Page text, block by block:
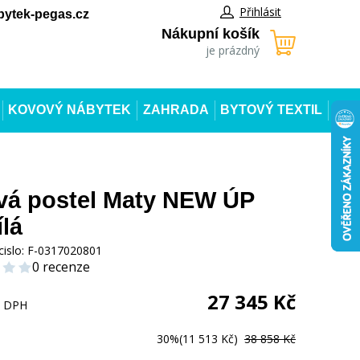
pegas.cz Přihlásit
Nákupní košík
je prázdný
KOVOVÝ NÁBYTEK ZAHRADA BYTOVÝ TEXTIL
postel Maty NEW ÚP
F-0317020801
0 recenze
27 345 Kč
30%(11 513 Kč) 38 858 Kč